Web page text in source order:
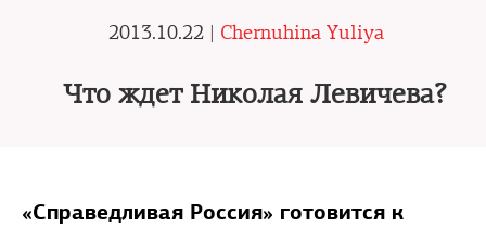
2013.10.22 | Chernuhina Yuliya
Что ждет Николая Левичева?
«Справедливая Россия» готовится к